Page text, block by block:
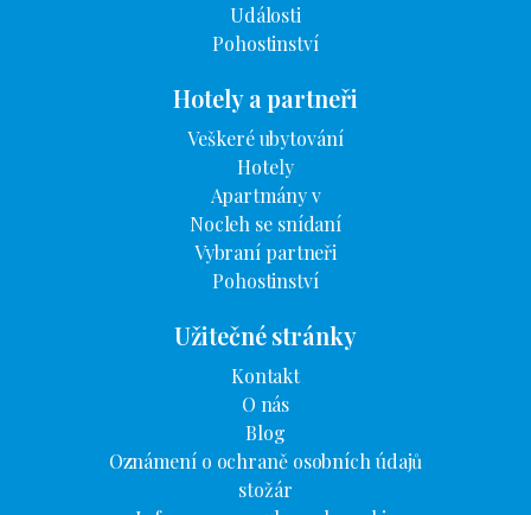
Události
Pohostinství
Hotely a partneři
Veškeré ubytování
Hotely
Apartmány v
Nocleh se snídaní
Vybraní partneři
Pohostinství
Užitečné stránky
Kontakt
O nás
Blog
Oznámení o ochraně osobních údajů
stožár